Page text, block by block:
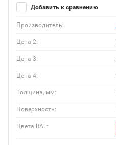
Добавить к сравнению
Производитель:
Цена 2:
Цена 3:
Цена 4:
Толщина, мм:
Поверхность:
Цвета RAL: